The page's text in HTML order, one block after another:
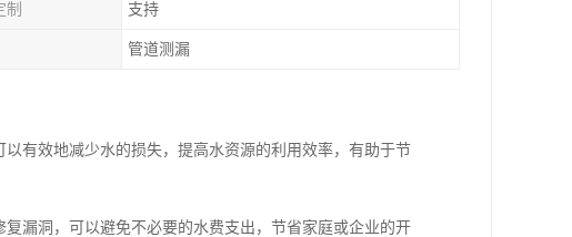
制 支持
管道测漏
有效地减少水的损失，提高水资源的利用效率，有助于节
漏洞，可以避免不必要的水费支出，节省家庭或企业的开